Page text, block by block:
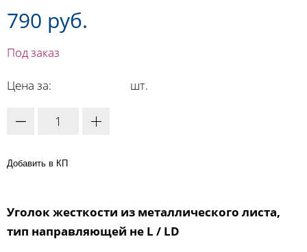
790 руб.
Под заказ
Цена за: шт.
Добавить в КП
Уголок жесткости из металлического листа,
тип направляющей не L / LD